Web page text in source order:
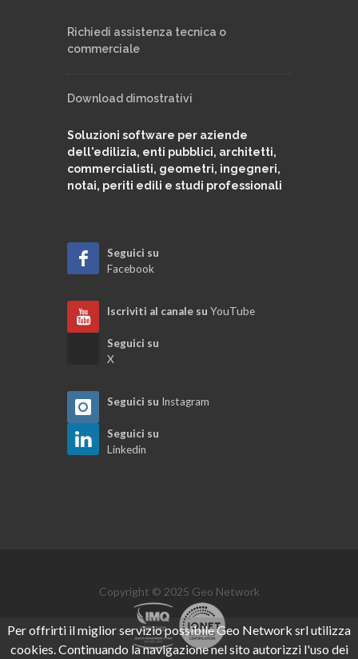
Richiedi assistenza tecnica o
commerciale
Download dimostrativi
Soluzioni software per aziende
dell'edilizia, enti pubblici, architetti,
commercialisti, geometri, ingegneri,
notai, periti edili e studi professionali
Seguici su
Facebook
Iscriviti al canale su YouTube
Seguici su
X
Seguici su Instagram
Seguici su
Linkedin
Copyright © 2025 Geo Network
Per offrirti il miglior servizio possibile Geo Network srl utilizza
cookies. Continuando la navigazione nel sito autorizzi l'uso dei